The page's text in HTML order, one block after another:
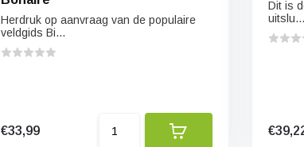
Herdruk op aanvraag van de populaire
veldgids Bi...
€33,99
Dit is
uitslu...